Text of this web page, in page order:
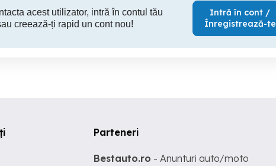
acest utilizator, intră în contul tău
creează-ți rapid un cont nou!
Intră în cont /
Înregistrează-te
Parteneri
Bestauto.ro - Anunturi auto/moto